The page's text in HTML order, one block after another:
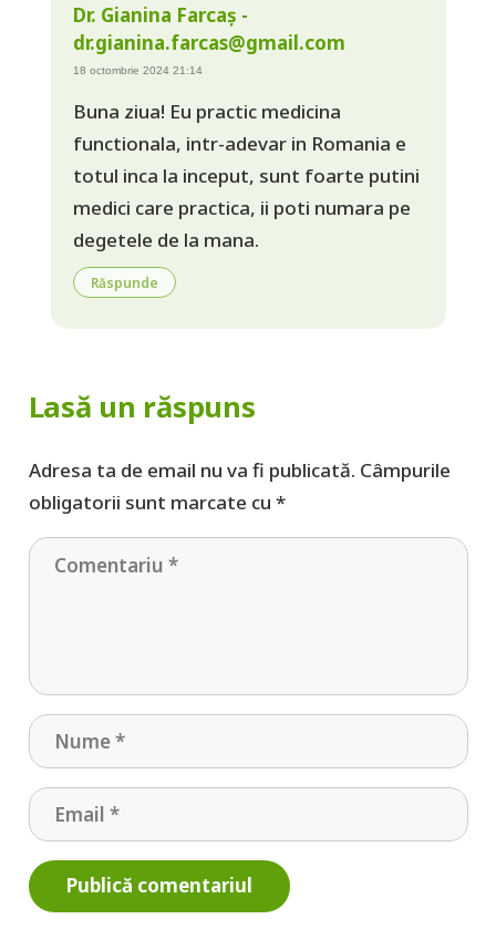
Dr. Gianina Farcaș -
dr.gianina.farcas@gmail.com
18 octombrie 2024 21:14
Buna ziua! Eu practic medicina
functionala, intr-adevar in Romania e
totul inca la inceput, sunt foarte putini
medici care practica, ii poti numara pe
degetele de la mana.
Răspunde
Lasă un răspuns
Adresa ta de email nu va fi publicată. Câmpurile
obligatorii sunt marcate cu *
Publică comentariul